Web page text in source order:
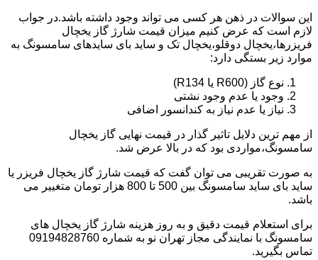
این سوالات در ذهن هر کسی می تواند وجود داشته باشد.در جواب
لازم است که عرض کنیم میزان قیمت شارژ گاز یخچال
فریزرها،یخچال دوقلو،یخچال تک و ساید بای سایدهای سامسونگ به
موارد زیر بستگی دارد:
نوع گاز (R600 یا R134)
وجود یا عدم وجود نشتی
نیاز یا عدم نیاز به کندانسور اضافی
از مهم ترین دلایل تاثیر گذار در قیمت نهایی گاز یخچال
سامسونگ،مواردی بود که در بالا عرض شد.
به صورت تقریبی می توان گفت که قیمت شارژ گاز یخچال فریزر یا
ساید بای ساید سامسونگ بین 500 تا 800 هزار تومان متغییر می
باشد.
برای استعلام قیمت دقیق و به روز هزینه شارژ گاز یخچال های
سامسونگ با نمایندگی مجاز تهران نو به شماره 09194828760
تماس بگیرید.